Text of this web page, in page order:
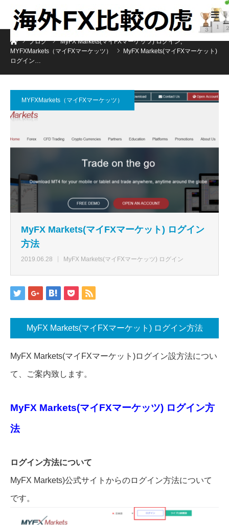
ホームブログ MyFX Markets(マイFXマーケッツ) ログイン,
MYFXMarkets（マイFXマーケッツ）
MyFX Markets(マイFXマーケット)
ログイン…
MYFXMarkets（マイFXマーケッツ）
MyFX Markets(マイFXマーケット) ログイン
方法
2019.06.28 MyFX Markets(マイFXマーケッツ) ログイン
MyFX Markets(マイFXマーケット) ログイン方法
MyFX Markets(マイFXマーケット)ログイン設方法につい
て、ご案内致します。
MyFX Markets(マイFXマーケッツ) ログイン方
法
ログイン方法について
MyFX Markets)公式サイトからのログイン方法について
です。